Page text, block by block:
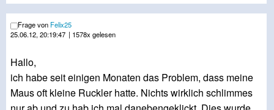
Frage von Felix25
25.06.12, 20:19:47 | 1578x gelesen
Hallo,
ich habe seit einigen Monaten das Problem, dass meine
Maus oft kleine Ruckler hatte. Nichts wirklich schlimmes